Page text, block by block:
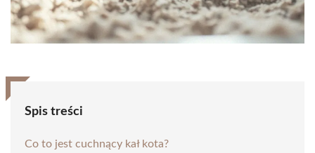
Spis treści
Co to jest cuchnący kał kota?